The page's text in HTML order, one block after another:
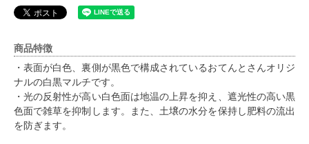
商品特徴
・表面が白色、裏側が黒色で構成されているおてんとさんオリジ
ナルの白黒マルチです。
・光の反射性が高い白色面は地温の上昇を抑え、遮光性の高い黒
色面で雑草を抑制します。また、土壌の水分を保持し肥料の流出
を防ぎます。